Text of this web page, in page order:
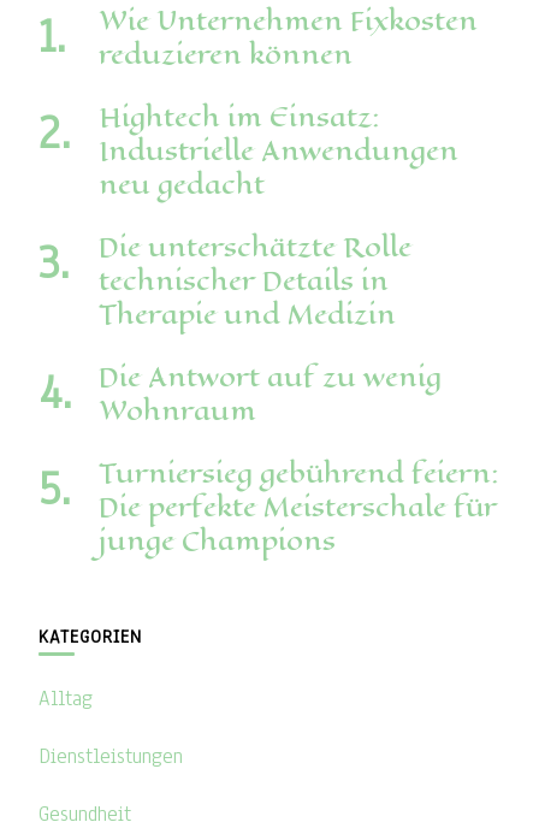
Wie Unternehmen Fixkosten
reduzieren können
Hightech im Einsatz:
Industrielle Anwendungen
neu gedacht
Die unterschätzte Rolle
technischer Details in
Therapie und Medizin
Die Antwort auf zu wenig
Wohnraum
Turniersieg gebührend feiern:
Die perfekte Meisterschale für
junge Champions
KATEGORIEN
Alltag
Dienstleistungen
Gesundheit